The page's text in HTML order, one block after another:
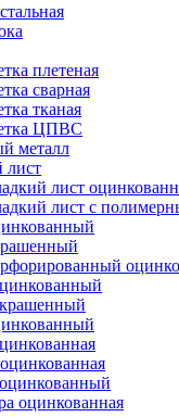
плетеная
сварная
тканая
ЦПВС
металл
лист
лист
лист с
оцинкованная